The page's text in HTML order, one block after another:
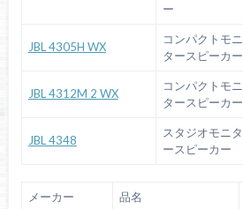
ー
JBL 4305H WX
コンパクトモニ
タースピーカー
JBL 4312M 2 WX
コンパクトモニ
タースピーカー
JBL 4348
スタジオモニタ
ースピーカー
メーカー 品名